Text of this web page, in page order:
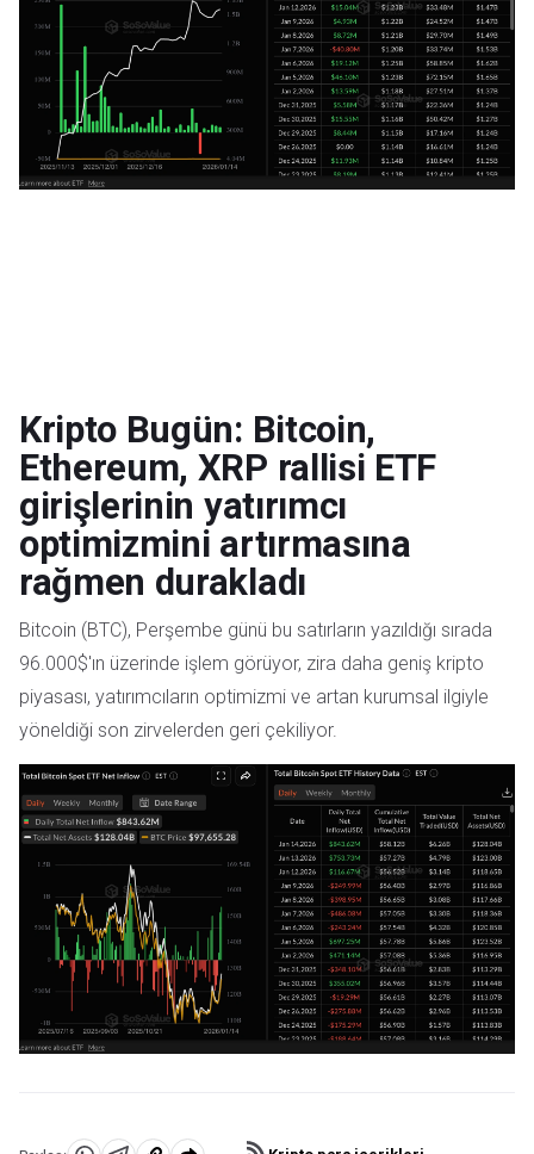
Kripto Bugün: Bitcoin,
Ethereum, XRP rallisi ETF
girişlerinin yatırımcı
optimizmini artırmasına
rağmen durakladı
Bitcoin (BTC), Perşembe günü bu satırların yazıldığı sırada
96.000$'ın üzerinde işlem görüyor, zira daha geniş kripto
piyasası, yatırımcıların optimizmi ve artan kurumsal ilgiyle
yöneldiği son zirvelerden geri çekiliyor.